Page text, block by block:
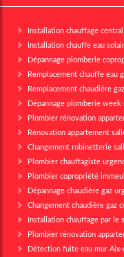
Installation chauffage
Installation chauffe eau
Dépannage plomberie
Remplacement chauffe eau
Remplacement chaudière
Dépannage plomberie
Plombier rénovation
Rénovation appartement
Changement robinetterie
Plombier chauffagiste
Plombier copropriété
Dépannage chaudière gaz
Changement chaudière gaz
Installation chauffage par le
Plombier rénovation
Détection fuite eau mur